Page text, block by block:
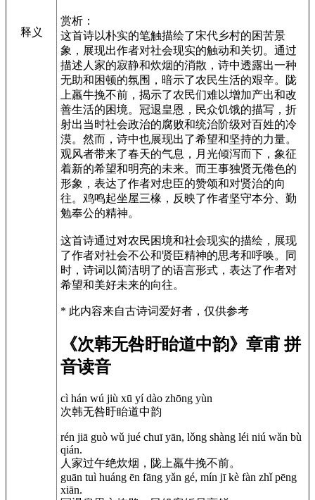
释义
赏析：
这首诗以朴实的笔触描绘了宋代乡村的困苦景
象，展现出作者对社会现实的触动和关切。通过
描述人家的寂静和炊烟的消散，诗中透露出一种
无助和困顿的氛围，暗示了农民生活的艰辛。陇
上羸牛挽不前，揭示了农民们难以增加产出和改
善生活的困境。冠退皇恩，民众饥饿的描写，折
射出当时社会政治的腐败和统治阶级对百姓的冷
漠。然而，诗中也展现出了希望和坚持的力量。
观风者带来了春天的气息，月光倾泻而下，象征
着新的希望和明亮的未来。而王事独贤无倦色的
形象，表达了作者对忠臣的赞颂和对贤治的向
往。鸡鸣起坐屋三椽，反映了作者坚守本分、勤
勉奉公的精神。
这首诗通过对农民困境和社会现实的描绘，展现
了作者对社会不公和贤臣精神的思考和呼唤。同
时，诗词以简洁明了的语言形式，表达了作者对
希望和美好未来的向往。
* 此内容来自古诗词爱好者，仅供参考
《次韩无咎盱眙道中韵》章甫 拼
音读音
cì hán wú jiù xū yí dào zhōng yùn
次韩无咎盱眙道中韵
rén jiā guò wǔ jué chuī yān, lǒng shàng léi niú wǎn bù
qián.
人家过午绝炊烟，陇上羸牛挽不前。
guān tuì huáng ēn fāng yǎn gé, mín jī kè fàn zhǐ pēng
xiān.